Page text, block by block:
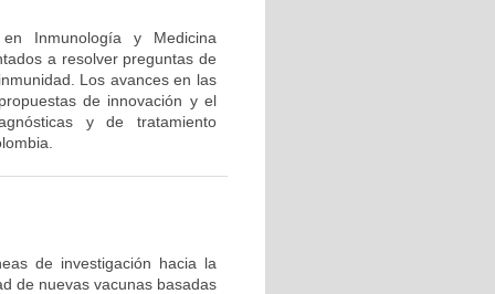
Inmunología y Medicina
a resolver preguntas de
Los avances en las
de innovación y el
y de tratamiento
de investigación hacia la
de nuevas vacunas basadas